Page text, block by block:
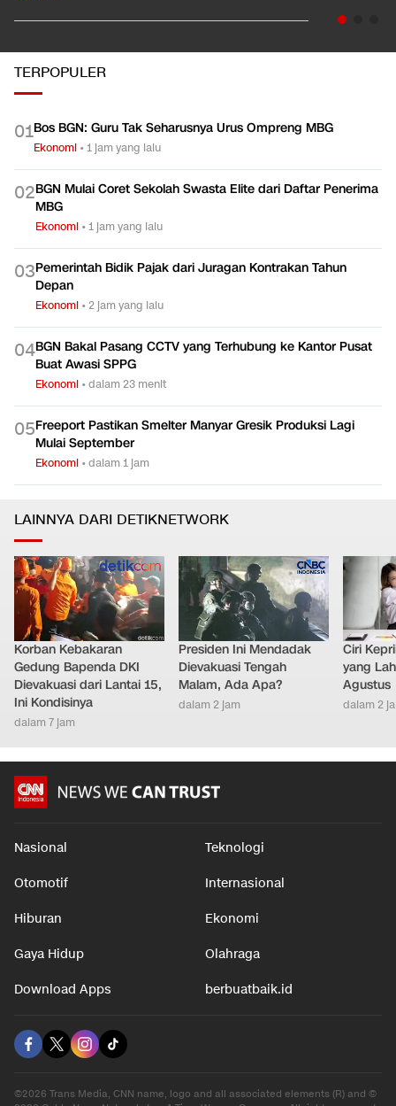
TERPOPULER
01Bos BGN: Guru Tak Seharusnya Urus Ompreng MBG
Ekonomi •1 jam yang lalu
02BGN Mulai Coret Sekolah Swasta Elite dari Daftar Penerima
MBG
Ekonomi •1 jam yang lalu
03Pemerintah Bidik Pajak dari Juragan Kontrakan Tahun
Depan
Ekonomi •2 jam yang lalu
04BGN Bakal Pasang CCTV yang Terhubung ke Kantor Pusat
Buat Awasi SPPG
Ekonomi •dalam 23 menit
05Freeport Pastikan Smelter Manyar Gresik Produksi Lagi
Mulai September
Ekonomi •dalam 1 jam
LAINNYA DARI DETIKNETWORK
Korban Kebakaran
Gedung Bapenda DKI
Dievakuasi dari Lantai 15,
Ini Kondisinya
dalam 7 jam
Presiden Ini Mendadak
Dievakuasi Tengah
Malam, Ada Apa?
dalam 2 jam
Ciri
yang
Agustus
dalam 2
Nasional Teknologi
Otomotif Internasional
Hiburan Ekonomi
Gaya Hidup Olahraga
Download Apps berbuatbaik.id
©2026 Trans Media, CNN name, logo and all associated elements (R) and ©